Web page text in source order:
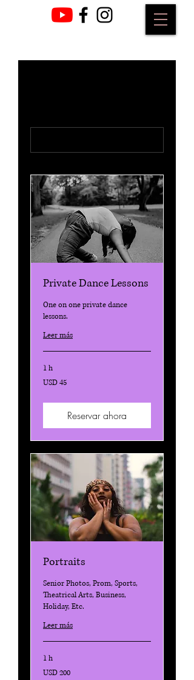
Private Dance Lessons
One on one private dance
lessons.
Leer más
1 h
45
dólares
USD 45
Reservar ahora
Portraits
Senior Photos, Prom, Sports,
Theatrical Arts, Business,
Holiday, Etc.
Leer más
1 h
200
dólares
USD 200